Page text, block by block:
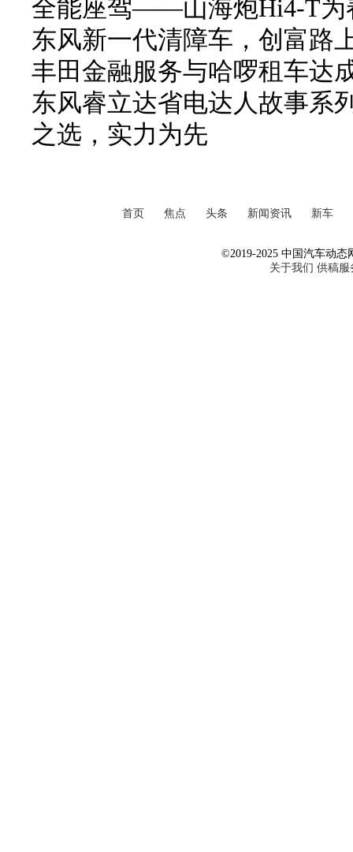
全能座驾——山海炮Hi4-T为
东风新一代清障车，创富路
丰田金融服务与哈啰租车达
东风睿立达省电达人故事系
之选，实力为先
首页 焦点 头条 新闻资讯 新车
©2019-2025 中国汽车动态
关于我们 供稿服